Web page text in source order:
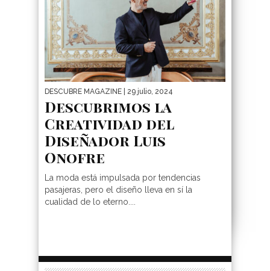
DESCUBRE MAGAZINE | 29 julio, 2024
Descubrimos la
Creatividad del
Diseñador Luis
Onofre
La moda está impulsada por tendencias
pasajeras, pero el diseño lleva en sí la
cualidad de lo eterno....